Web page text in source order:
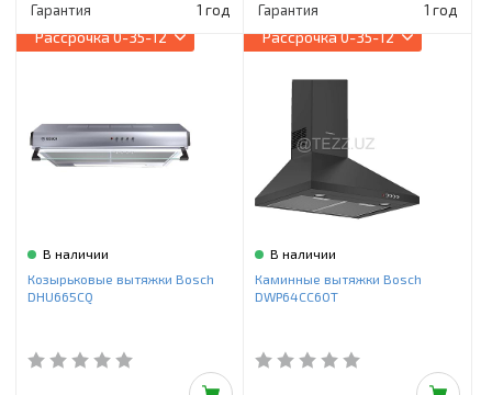
Гарантия 1 год Гарантия 1 год
Рассрочка0-35-12
В наличии
Козырьковые вытяжки Bosch
DHU665CQ
Рассрочка0-35-12
В наличии
Каминные вытяжки Bosch
DWP64CC60T